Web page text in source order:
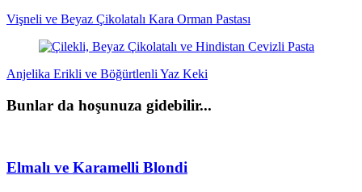
Vişneli ve Beyaz Çikolatalı Kara Orman Pastası
Anjelika Erikli ve Böğürtlenli Yaz Keki
Bunlar da hoşunuza gidebilir...
Elmalı ve Karamelli Blondi